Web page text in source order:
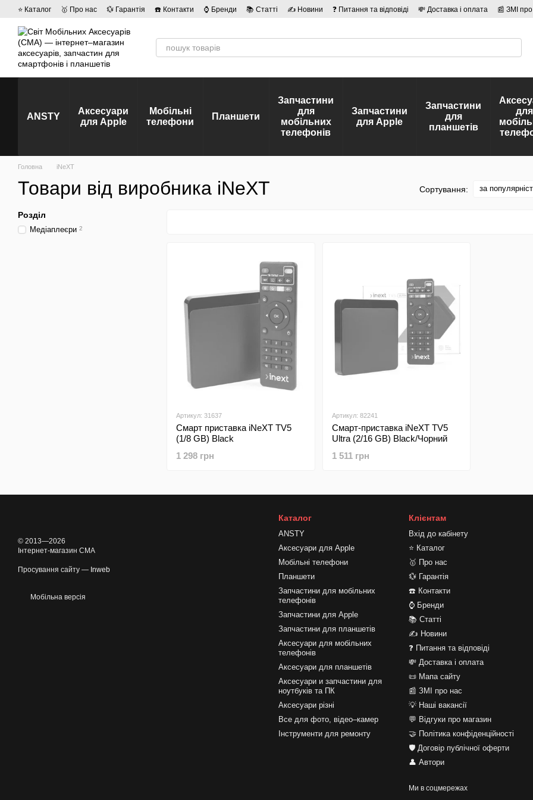
Перейти до основного контенту
⭐ Каталог 🥇 Про нас 💱 Гарантія ☎️ Контакти ⌚ Бренди 📚 Статті ✍ Новини ❓ Питання та відповіді 💸 Доставка і оплата
📰 ЗМІ
ANSTY
Аксесуари
для Apple
Мобільні
телефони
Планшети
Запчастини
для
мобільних
телефонів
Запчастини
для Apple
Запчастини
для
планшетів
для
Головна iNeXT
Товари від виробника iNeXT Сортування: за
Артикул: 31637
Смарт приставка iNeXT TV5
(1/8 GB) Black
1 298 грн
Артикул: 82241
Смарт-приставка iNeXT TV5
Ultra (2/16 GB) Black/Чорний
1 511 грн
Розділ
Медіаплеєри 2
© 2013—2026
Інтернет-магазин CMA
Просування сайту — Inweb
Мобільна версія
Каталог
ANSTY
Аксесуари для Apple
Мобільні телефони
Планшети
Запчастини для мобільних
телефонів
Запчастини для Apple
Запчастини для планшетів
Аксесуари для мобільних
телефонів
Аксесуари для планшетів
Аксесуари и запчастини для
ноутбуків та ПК
Аксесуари різні
Все для фото, відео–камер
Інструменти для ремонту
Клієнтам
Вхід до кабінету
⭐ Каталог
🥇 Про нас
💱 Гарантія
☎️ Контакти
⌚ Бренди
📚 Статті
✍ Новини
❓ Питання та відповіді
💸 Доставка і оплата
📜 Мапа сайту
📰 ЗМІ про нас
💡 Наші вакансії
💬 Відгуки про магазин
🤝 Політика конфіденційності
🛡️ Договір публічної оферти
👤 Автори
Ми в соцмережах